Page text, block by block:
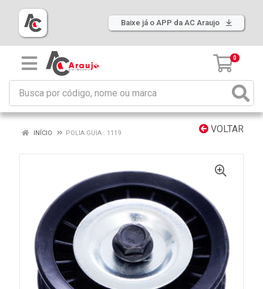
Baixe já o APP da AC Araujo
0
VOLTAR
INÍCIO POLIA GUIA : 1119